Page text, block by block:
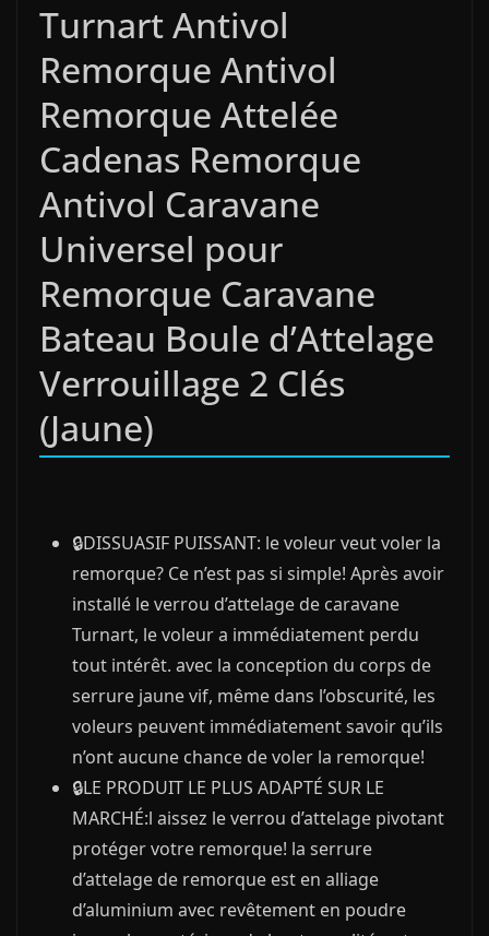
Turnart Antivol
Remorque Antivol
Remorque Attelée
Cadenas Remorque
Antivol Caravane
Universel pour
Remorque Caravane
Bateau Boule d’Attelage
Verrouillage 2 Clés
(Jaune)
🔒DISSUASIF PUISSANT: le voleur veut voler la
remorque? Ce n’est pas si simple! Après avoir
installé le verrou d’attelage de caravane
Turnart, le voleur a immédiatement perdu
tout intérêt. avec la conception du corps de
serrure jaune vif, même dans l’obscurité, les
voleurs peuvent immédiatement savoir qu’ils
n’ont aucune chance de voler la remorque!
🔒LE PRODUIT LE PLUS ADAPTÉ SUR LE
MARCHÉ:l aissez le verrou d’attelage pivotant
protéger votre remorque! la serrure
d’attelage de remorque est en alliage
d’aluminium avec revêtement en poudre